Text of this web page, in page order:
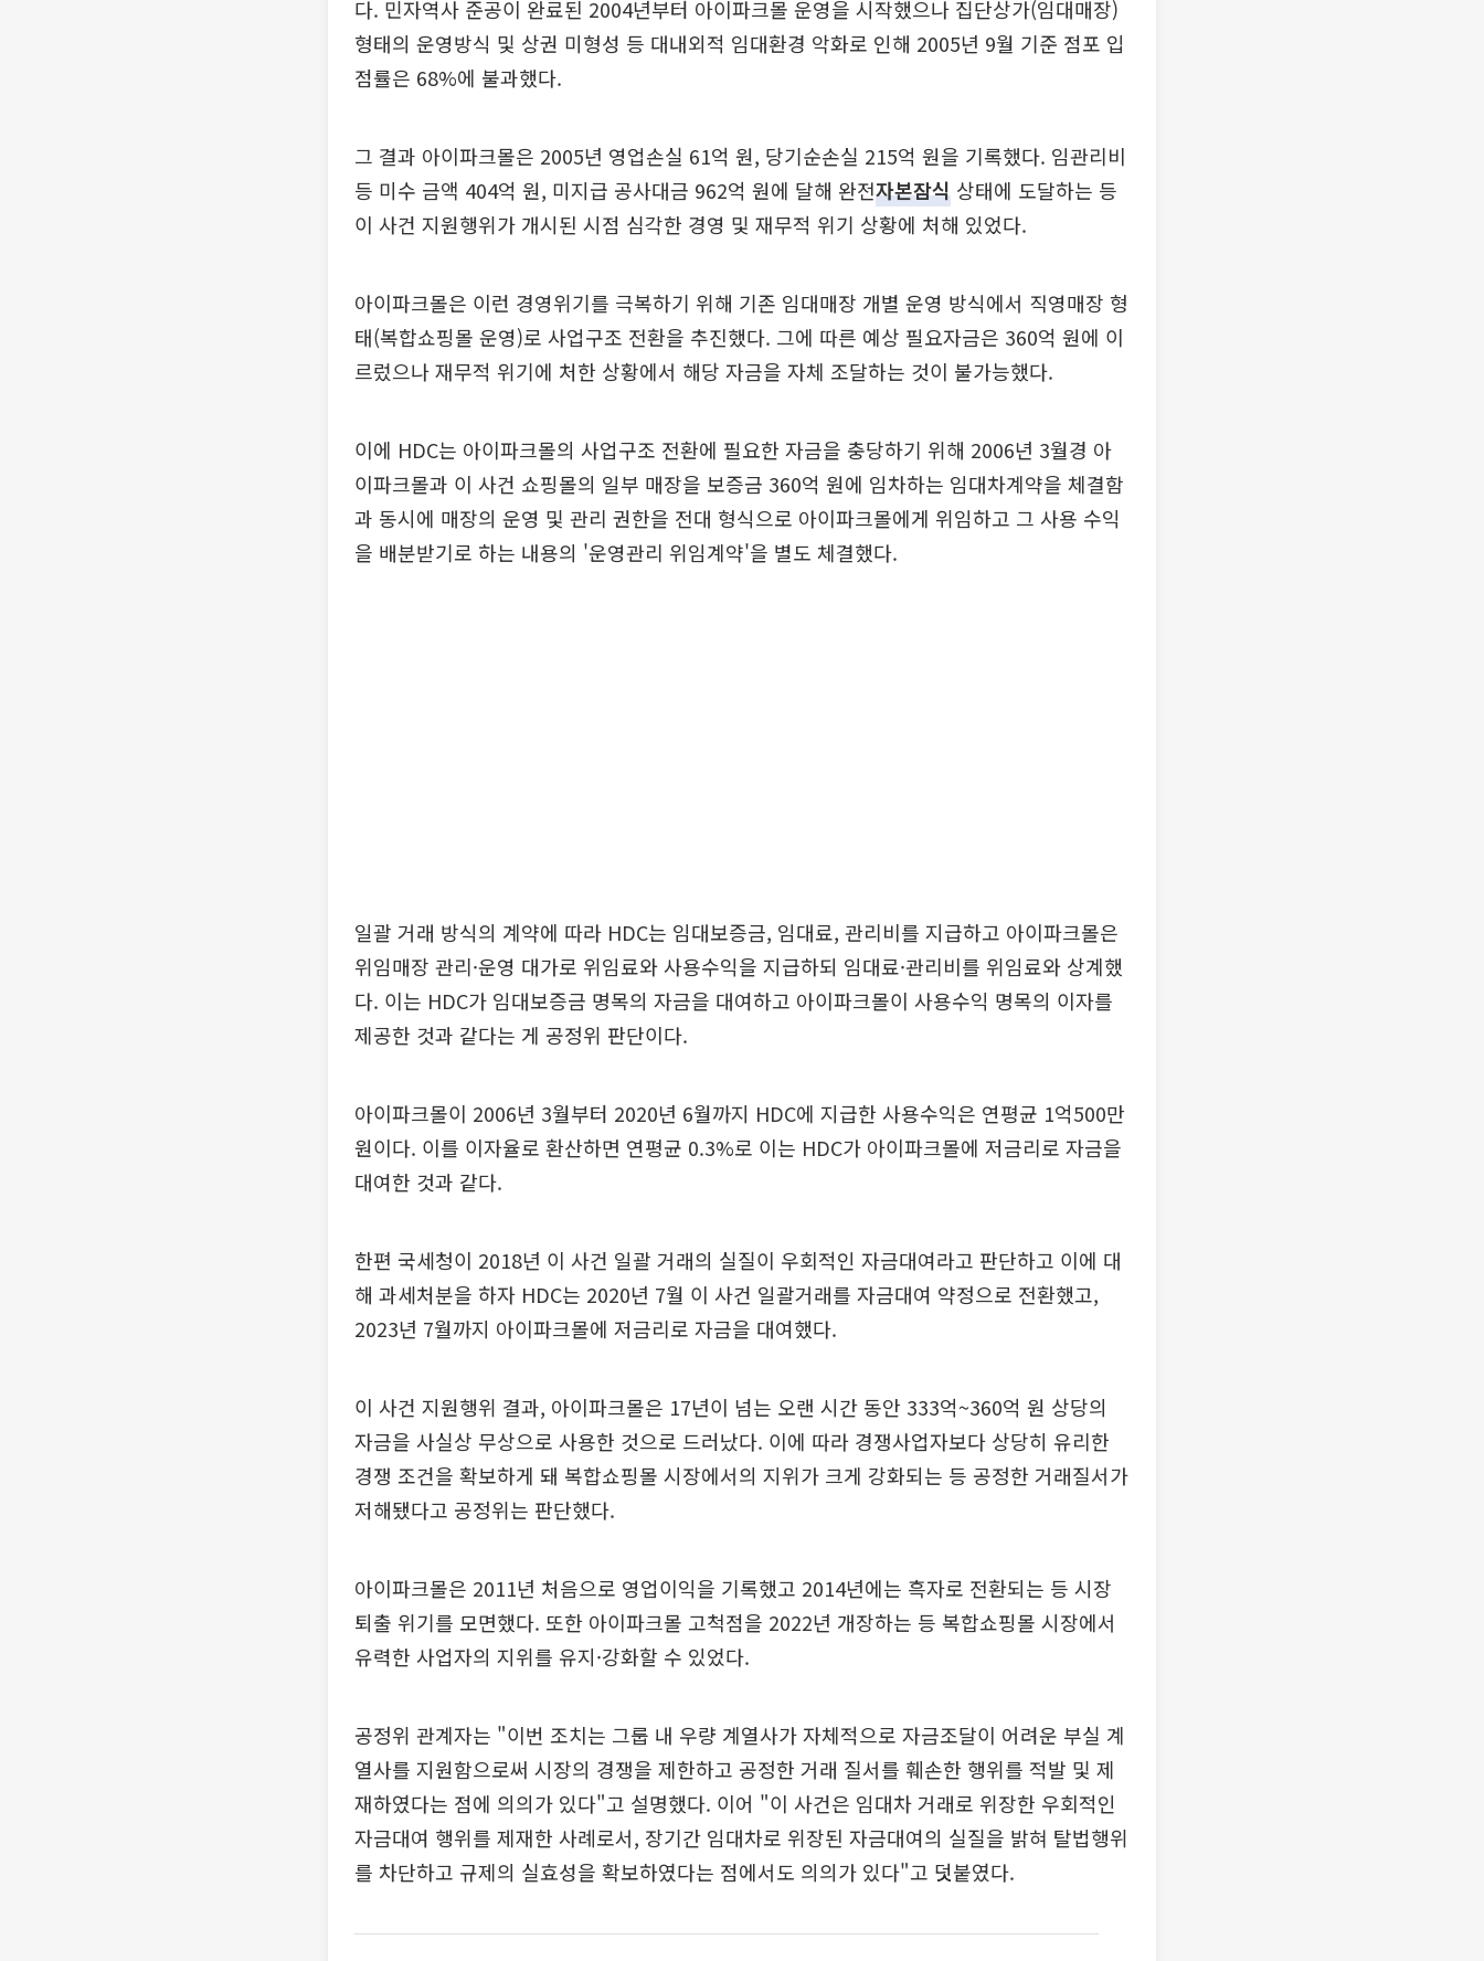
다. 민자역사 준공이 완료된 2004년부터 아이파크몰 운영을 시작했으나 집단상가(임대매장)
형태의 운영방식 및 상권 미형성 등 대내외적 임대환경 악화로 인해 2005년 9월 기준 점포 입
점률은 68%에 불과했다.
그 결과 아이파크몰은 2005년 영업손실 61억 원, 당기순손실 215억 원을 기록했다. 임관리비
등 미수 금액 404억 원, 미지급 공사대금 962억 원에 달해 완전자본잠식 상태에 도달하는 등
이 사건 지원행위가 개시된 시점 심각한 경영 및 재무적 위기 상황에 처해 있었다.
아이파크몰은 이런 경영위기를 극복하기 위해 기존 임대매장 개별 운영 방식에서 직영매장 형
태(복합쇼핑몰 운영)로 사업구조 전환을 추진했다. 그에 따른 예상 필요자금은 360억 원에 이
르렀으나 재무적 위기에 처한 상황에서 해당 자금을 자체 조달하는 것이 불가능했다.
이에 HDC는 아이파크몰의 사업구조 전환에 필요한 자금을 충당하기 위해 2006년 3월경 아
이파크몰과 이 사건 쇼핑몰의 일부 매장을 보증금 360억 원에 임차하는 임대차계약을 체결함
과 동시에 매장의 운영 및 관리 권한을 전대 형식으로 아이파크몰에게 위임하고 그 사용 수익
을 배분받기로 하는 내용의 '운영관리 위임계약'을 별도 체결했다.
일괄 거래 방식의 계약에 따라 HDC는 임대보증금, 임대료, 관리비를 지급하고 아이파크몰은
위임매장 관리·운영 대가로 위임료와 사용수익을 지급하되 임대료·관리비를 위임료와 상계했
다. 이는 HDC가 임대보증금 명목의 자금을 대여하고 아이파크몰이 사용수익 명목의 이자를
제공한 것과 같다는 게 공정위 판단이다.
아이파크몰이 2006년 3월부터 2020년 6월까지 HDC에 지급한 사용수익은 연평균 1억500만
원이다. 이를 이자율로 환산하면 연평균 0.3%로 이는 HDC가 아이파크몰에 저금리로 자금을
대여한 것과 같다.
한편 국세청이 2018년 이 사건 일괄 거래의 실질이 우회적인 자금대여라고 판단하고 이에 대
해 과세처분을 하자 HDC는 2020년 7월 이 사건 일괄거래를 자금대여 약정으로 전환했고,
2023년 7월까지 아이파크몰에 저금리로 자금을 대여했다.
이 사건 지원행위 결과, 아이파크몰은 17년이 넘는 오랜 시간 동안 333억~360억 원 상당의
자금을 사실상 무상으로 사용한 것으로 드러났다. 이에 따라 경쟁사업자보다 상당히 유리한
경쟁 조건을 확보하게 돼 복합쇼핑몰 시장에서의 지위가 크게 강화되는 등 공정한 거래질서가
저해됐다고 공정위는 판단했다.
아이파크몰은 2011년 처음으로 영업이익을 기록했고 2014년에는 흑자로 전환되는 등 시장
퇴출 위기를 모면했다. 또한 아이파크몰 고척점을 2022년 개장하는 등 복합쇼핑몰 시장에서
유력한 사업자의 지위를 유지·강화할 수 있었다.
공정위 관계자는 "이번 조치는 그룹 내 우량 계열사가 자체적으로 자금조달이 어려운 부실 계
열사를 지원함으로써 시장의 경쟁을 제한하고 공정한 거래 질서를 훼손한 행위를 적발 및 제
재하였다는 점에 의의가 있다"고 설명했다. 이어 "이 사건은 임대차 거래로 위장한 우회적인
자금대여 행위를 제재한 사례로서, 장기간 임대차로 위장된 자금대여의 실질을 밝혀 탈법행위
를 차단하고 규제의 실효성을 확보하였다는 점에서도 의의가 있다"고 덧붙였다.